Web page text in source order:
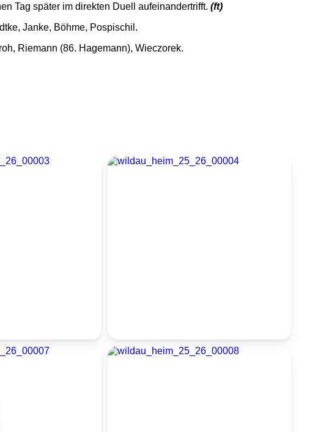
Tag später im direkten Duell aufeinandertrifft. (ft)
Janke, Böhme, Pospischil.
Riemann (86. Hagemann), Wieczorek.